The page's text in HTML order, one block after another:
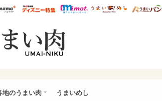
ぴあ総研ハピママ* ウレぴあ総研 ディズニー特集
mimot. うまいめし
地のうまい肉 うまいめし